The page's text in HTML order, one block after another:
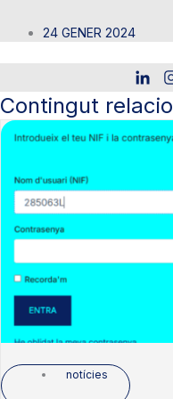
24 GENER 2024
Contingut
notícies